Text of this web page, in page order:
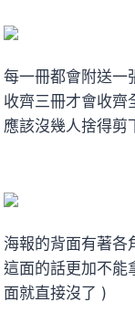
每一冊都會附送一
收齊三冊才會收齊
應該沒幾人捨得剪
海報的背面有著各
這面的話更加不
面就直接沒了 )